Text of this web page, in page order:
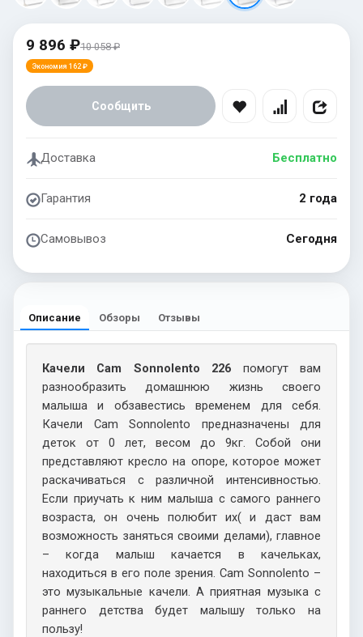
9 896 ₽10 058 ₽
Экономия 162 ₽
Сообщить
Доставка Бесплатно
Гарантия 2 года
Самовывоз Сегодня
Описание Обзоры Отзывы
Качели Cam Sonnolento 226 помогут вам
разнообразить домашнюю жизнь своего
малыша и обзавестись временем для себя.
Качели Cam Sonnolento предназначены для
деток от 0 лет, весом до 9кг. Собой они
представляют кресло на опоре, которое может
раскачиваться с различной интенсивностью.
Если приучать к ним малыша с самого раннего
возраста, он очень полюбит их( и даст вам
возможность заняться своими делами), главное
– когда малыш качается в качельках,
находиться в его поле зрения. Cam Sonnolento –
это музыкальные качели. А приятная музыка с
раннего детства будет малышу только на
пользу!